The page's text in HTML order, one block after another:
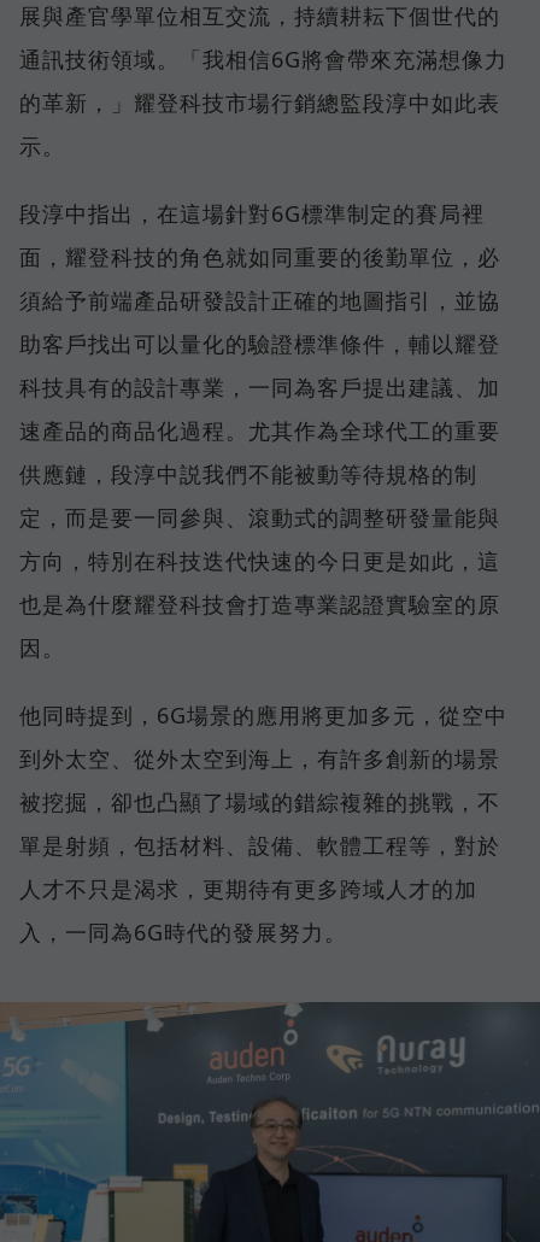
展與產官學單位相互交流，持續耕耘下個世代的
通訊技術領域。「我相信6G將會帶來充滿想像力
的革新，」耀登科技市場行銷總監段淳中如此表
示。
段淳中指出，在這場針對6G標準制定的賽局裡
面，耀登科技的角色就如同重要的後勤單位，必
須給予前端產品研發設計正確的地圖指引，並協
助客戶找出可以量化的驗證標準條件，輔以耀登
科技具有的設計專業，一同為客戶提出建議、加
速產品的商品化過程。尤其作為全球代工的重要
供應鏈，段淳中説我們不能被動等待規格的制
定，而是要一同參與、滾動式的調整研發量能與
方向，特別在科技迭代快速的今日更是如此，這
也是為什麼耀登科技會打造專業認證實驗室的原
因。
他同時提到，6G場景的應用將更加多元，從空中
到外太空、從外太空到海上，有許多創新的場景
被挖掘，卻也凸顯了場域的錯綜複雜的挑戰，不
單是射頻，包括材料、設備、軟體工程等，對於
人才不只是渴求，更期待有更多跨域人才的加
入，一同為6G時代的發展努力。